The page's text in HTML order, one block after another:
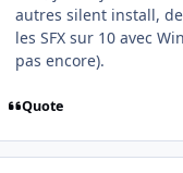
autres silent install,
les SFX sur 10 avec
pas encore).
Quote